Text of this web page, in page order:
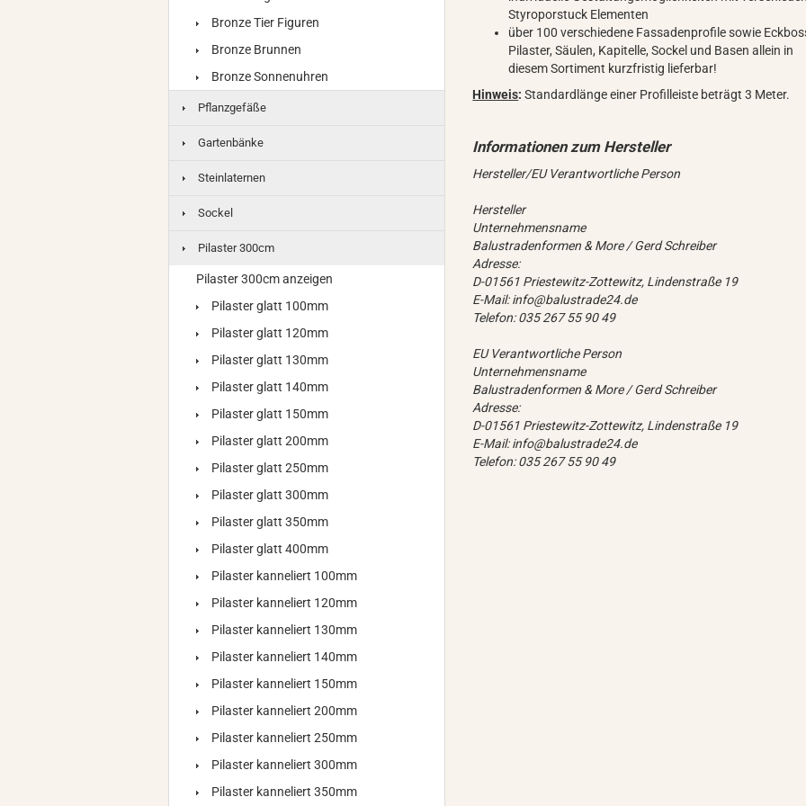
Styroporstuck Elementen
über 100 verschiedene Fassadenprofile sowie
Pilaster, Säulen, Kapitelle, Sockel und Basen allein in
diesem Sortiment kurzfristig lieferbar!
Hinweis: Standardlänge einer Profilleiste beträgt 3 Meter.
Hersteller/EU Verantwortliche Person
Hersteller
Unternehmensname
Balustradenformen & More / Gerd Schreiber
Adresse:
D-01561 Priestewitz-Zottewitz, Lindenstraße 19
E-Mail: info@balustrade24.de
Telefon: 035 267 55 90 49
EU Verantwortliche Person
Unternehmensname
Balustradenformen & More / Gerd Schreiber
Adresse:
D-01561 Priestewitz-Zottewitz, Lindenstraße 19
E-Mail: info@balustrade24.de
Telefon: 035 267 55 90 49
Bronze Tier Figuren
Bronze Brunnen
Bronze Sonnenuhren
Pflanzgefäße
Gartenbänke
Steinlaternen
Sockel
Pilaster 300cm
Pilaster 300cm anzeigen
Pilaster glatt 100mm
Pilaster glatt 120mm
Pilaster glatt 130mm
Pilaster glatt 140mm
Pilaster glatt 150mm
Pilaster glatt 200mm
Pilaster glatt 250mm
Pilaster glatt 300mm
Pilaster glatt 350mm
Pilaster glatt 400mm
Pilaster kanneliert 100mm
Pilaster kanneliert 120mm
Pilaster kanneliert 130mm
Pilaster kanneliert 140mm
Pilaster kanneliert 150mm
Pilaster kanneliert 200mm
Pilaster kanneliert 250mm
Pilaster kanneliert 300mm
Pilaster kanneliert 350mm